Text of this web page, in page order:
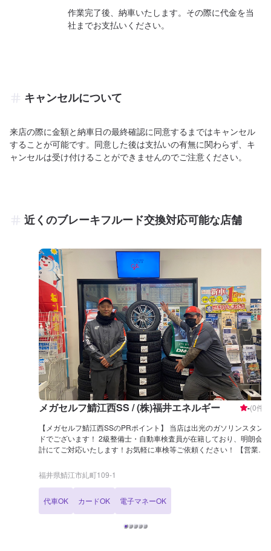
作業完了後、納車いたします。その際に代金を当
社までお支払いください。
キャンセルについて
来店の際に金額と納車日の最終確認に同意するまではキャンセル
することが可能です。同意した後は支払いの有無に関わらず、キ
ャンセルは受け付けることができませんのでご注意ください。
近くのブレーキフルード交換対応可能な店舗
メガセルフ鯖江西SS / (株)福井エネルギー -(0件)
【メガセルフ鯖江西SSのPRポイント】 当店は出光のガソリンスタン
ドでございます！ 2級整備士・自動車検査員が在籍しており、明朗会
計にてご対応いたします！お気軽に車検等ご依頼ください！ 【営業時
【サービスルームについて】 ✅トイレ ✅自販機 ✅喫煙室 ✅椅子 をご
用意しております！ 【アクセス】 当店は県道185号線と県道229号線
マート 鯖江ただす店」様があります。
福井県鯖江市糺町109-1
代車OK カードOK 電子マネーOK